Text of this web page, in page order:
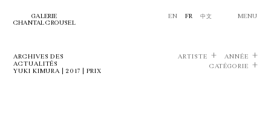
GALERIE
CHANTAL CROUSEL
EN FR 中文 MENU
ARCHIVES DES
ACTUALITÉS
YUKI KIMURA | 2017 | PRIX
ARTISTE
ANNÉE
CATÉGORIE